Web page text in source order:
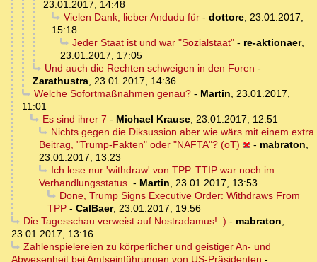
23.01.2017, 14:48
Vielen Dank, lieber Andudu für- dottore, 23.01.2017,
15:18
Jeder Staat ist und war "Sozialstaat"- re-aktionaer,
23.01.2017, 17:05
Und auch die Rechten schweigen in den Foren -
Zarathustra, 23.01.2017, 14:36
Welche Sofortmaßnahmen genau?- Martin, 23.01.2017,
11:01
Es sind ihrer 7 - Michael Krause, 23.01.2017, 12:51
Nichts gegen die Diksussion aber wie wärs mit einem extra
Beitrag, "Trump-Fakten" oder "NAFTA"? (oT)
- mabraton,
23.01.2017, 13:23
Ich lese nur 'withdraw' von TPP. TTIP war noch im
Verhandlungsstatus. - Martin, 23.01.2017, 13:53
Done, Trump Signs Executive Order: Withdraws From
TPP - CalBaer, 23.01.2017, 19:56
Die Tagesschau verweist auf Nostradamus! :) - mabraton,
23.01.2017, 13:16
Zahlenspielereien zu körperlicher und geistiger An- und
Abwesenheit bei Amtseinführungen von US-Präsidenten -